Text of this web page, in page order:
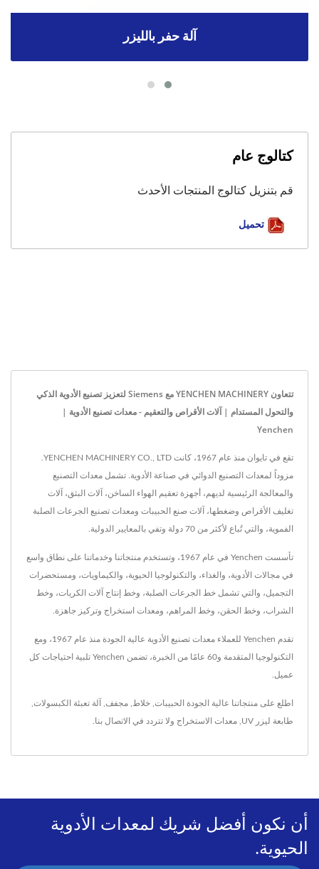
آلة حفر بالليزر
كتالوج عام
قم بتنزيل كتالوج المنتجات الأحدث
تحميل
تتعاون YENCHEN MACHINERY مع Siemens لتعزيز تصنيع الأدوية الذكي
والتحول المستدام | آلات الأقراص والتعقيم - معدات تصنيع الأدوية |
Yenchen
مزوداً لمعدات التصنيع الدوائي في صناعة الأدوية. تشمل معدات التصنيع
والمعالجة الرئيسية لديهم، أجهزة تعقيم الهواء الساخن، آلات البثق، آلات
تغليف الأقراص وضغطها، آلات صنع الحبيبات ومعدات تصنيع الجرعات الصلبة
الفموية، والتي تُباع لأكثر من 70 دولة وتفي بالمعايير الدولية.
تأسست Yenchen في عام 1967، وتستخدم منتجاتنا وخدماتنا على نطاق واسع
في مجالات الأدوية، والغذاء، والتكنولوجيا الحيوية، والكيماويات، ومستحضرات
التجميل، والتي تشمل خط الجرعات الصلبة، وخط إنتاج آلات الكريات، وخط
الشراب، وخط الحقن، وخط المراهم، ومعدات استخراج وتركيز جاهزة.
تقدم Yenchen للعملاء معدات تصنيع الأدوية عالية الجودة منذ عام 1967، ومع
التكنولوجيا المتقدمة و60 عامًا من الخبرة، تضمن Yenchen تلبية احتياجات كل
عميل.
اطلع على منتجاتنا عالية الجودة الحبيبات خلاط مجفف آلة تعبئة الكبسولات
طابعة ليزر UV معدات الاستخراج ولا تتردد في الاتصال بنا
أن نكون أفضل شريك لمعدات الأدوية
الحيوية.